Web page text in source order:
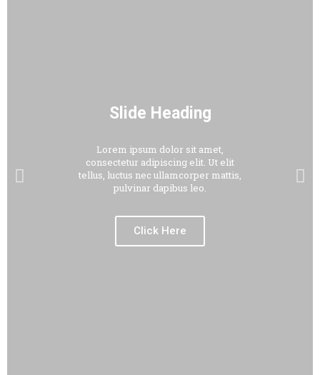
Slide Heading
Lorem ipsum dolor sit amet,
consectetur adipiscing elit. Ut elit
tellus, luctus nec ullamcorper mattis,
pulvinar dapibus leo.
Click Here